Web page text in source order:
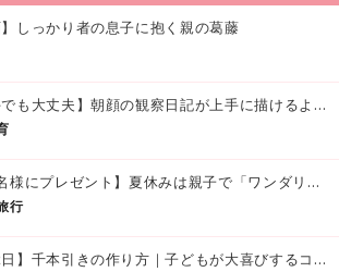
】しっかり者の息子に抱く親の葛藤
【絵が苦手でも大丈夫】朝顔の観察日記が上手に描けるようになる方法｜イラスト付き
【抽選で3名様にプレゼント】夏休みは親子で「ワンダリア横浜」へ！涼しく学んで遊べる話題の没入型施設をご紹介
行
【おうち縁日】千本引きの作り方｜子どもが大喜びするコツやアイデア♪